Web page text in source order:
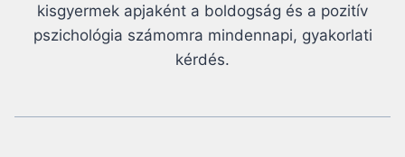
kisgyermek apjaként a boldogság és a pozitív
pszichológia számomra mindennapi, gyakorlati
kérdés.